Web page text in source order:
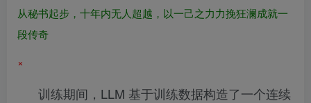
从秘书起步，十年内无人超越，以一己之力力挽狂澜成就一
段传奇
×
训练期间，LLM 基于训练数据构造了一个连续